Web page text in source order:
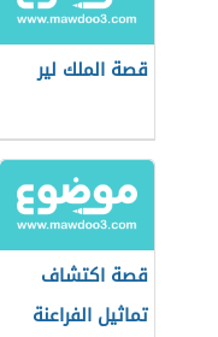
قصة الملك لير
قصة اكتشاف
تماثيل الفراعنة